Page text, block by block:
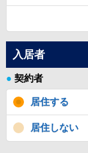
入居者
● 契約者
居住する
居住しない